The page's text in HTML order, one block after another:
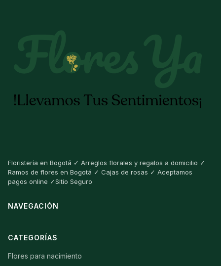
Floristería en Bogotá ✓ Arreglos florales y regalos a domicilio ✓
Ramos de flores en Bogotá ✓ Cajas de rosas ✓ Aceptamos
pagos online ✓Sitio Seguro
NAVEGACIÓN
CATEGORÍAS
Flores para nacimiento